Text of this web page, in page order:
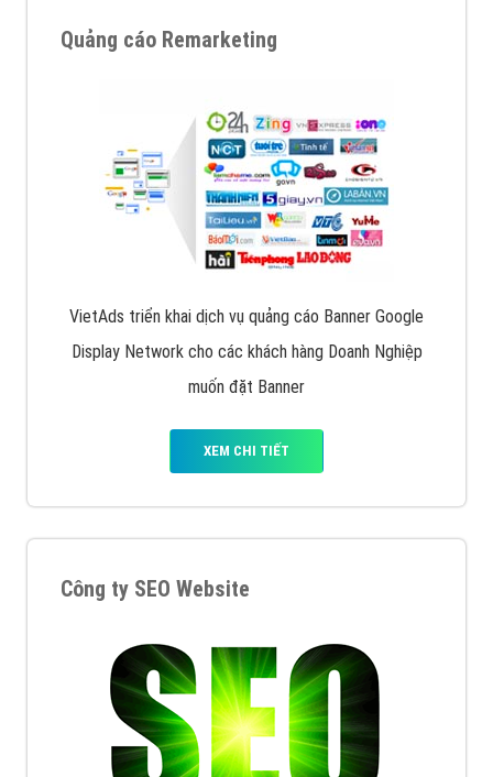
XEM CHI TIẾT
Quảng cáo trên Facebook
VietAds cùng bạn tìm hiểu về các hình thức
XEM CHI TIẾT
Quảng cáo Remarketing